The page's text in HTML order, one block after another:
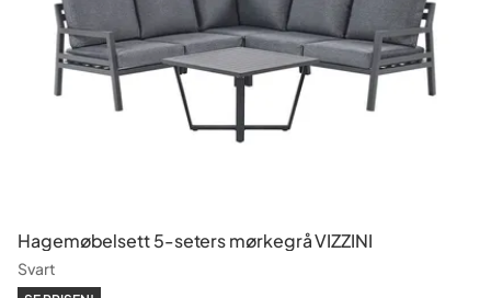
Hagemøbelsett 5-seters mørkegrå VIZZINI
Svart